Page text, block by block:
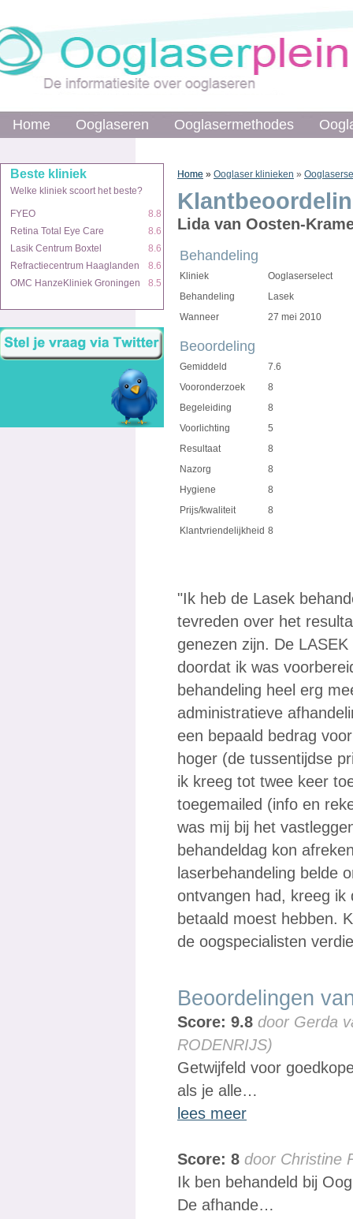
Home Ooglaseren Ooglasermethodes
Beste kliniek
Welke kliniek scoort het beste?
FYEO
8.8
Retina Total Eye Care
8.6
Lasik Centrum Boxtel
8.6
Refractiecentrum Haaglanden
8.6
OMC HanzeKliniek Groningen
8.5
Home »
Home Ooglaseren Ooglasermethodes
Beste kliniek
Welke kliniek scoort het beste?
FYEO
8.8
Retina Total Eye Care
8.6
Lasik Centrum Boxtel
8.6
Refractiecentrum Haaglanden
8.6
OMC HanzeKliniek Groningen
8.5
Home » Ooglaser klinieken »
Lida van Oosten-
Behandeling
Kliniek
Ooglaserselect
Behandeling
Lasek
Wanneer
27 mei 2010
Beoordeling
Gemiddeld
7.6
Vooronderzoek
8
Begeleiding
8
Voorlichting
5
Resultaat
8
Nazorg
8
Hygiene
8
Prijs/kwaliteit
8
Klantvriendelijkheid 8
"Ik heb de Lasek
tevreden over het
genezen zijn. De
doordat ik was
behandeling heel erg
administratieve
een bepaald bedrag
hoger (de tussentijdse
ik kreeg tot twee keer
toegemailed (info en
was mij bij het
behandeldag kon
laserbehandeling belde
ontvangen had, kreeg ik
betaald moest hebben.
de oogspecialisten
Beoordelingen
Score: 9.8 door Gerda
RODENRIJS)
Getwijfeld voor
als je alle…
lees meer
Score: 8 door Christine
Ik ben behandeld bij
De afhande…